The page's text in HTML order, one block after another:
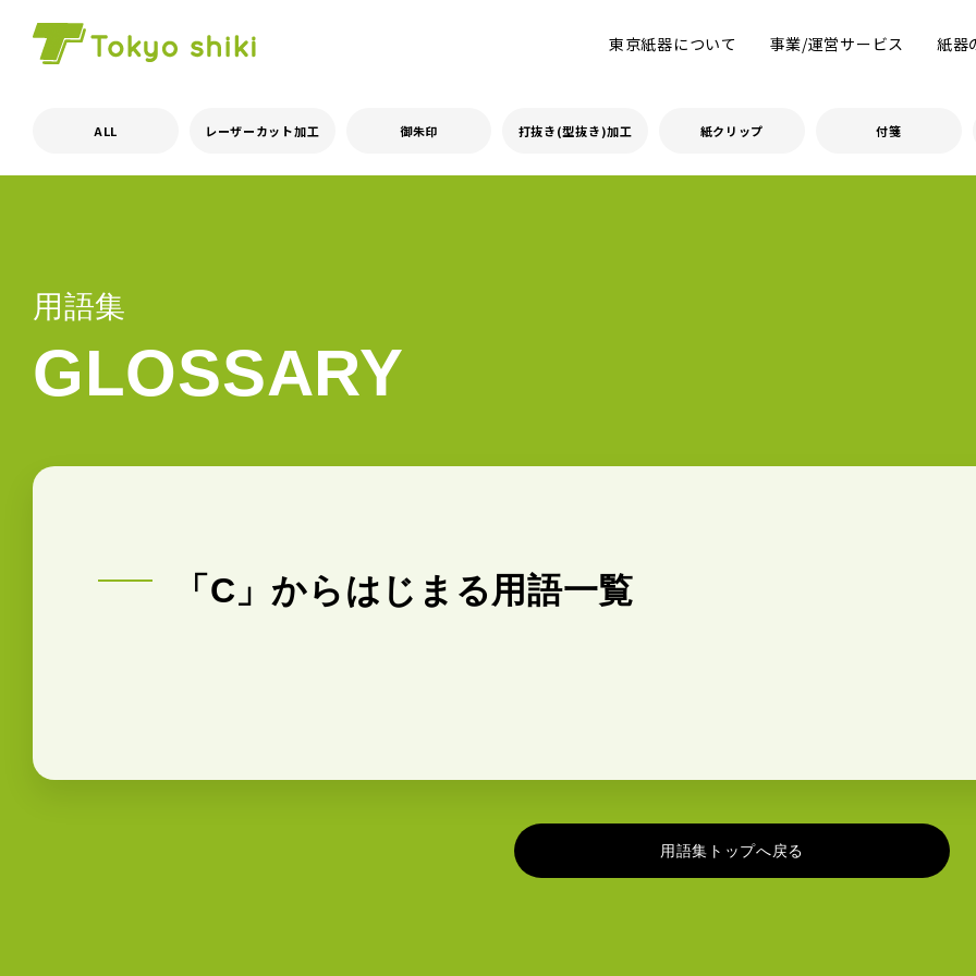
東京紙器について 事業/運営サービス 紙器
ALL レーザーカット加工 御朱印 打抜き(型抜き)加工 紙クリップ 付箋
用語集
GLOSSARY
「C」からはじまる用語一覧
用語集トップへ戻る